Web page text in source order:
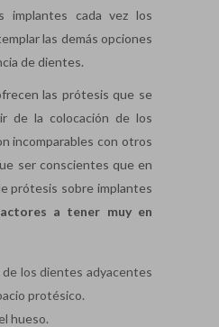
implantes cada vez los
las demás opciones
de dientes.
las prótesis que se
de la colocación de los
incomparables con otros
ser conscientes que en
prótesis sobre implantes
a tener muy en
los dientes adyacentes
protésico.
hueso.